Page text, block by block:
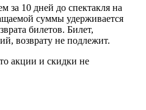
за 10 дней до спектакля на
суммы удерживается
билетов. Билет,
возврату не подлежит.
акции и скидки не